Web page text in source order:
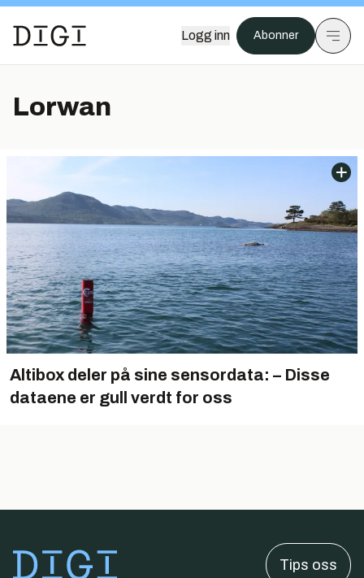
Logg inn Abonner
Lorwan
Altibox deler på sine sensordata: – Disse
dataene er gull verdt for oss
Tips oss